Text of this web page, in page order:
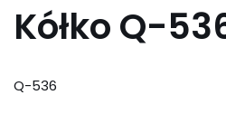
Kółko Q-
Q-536